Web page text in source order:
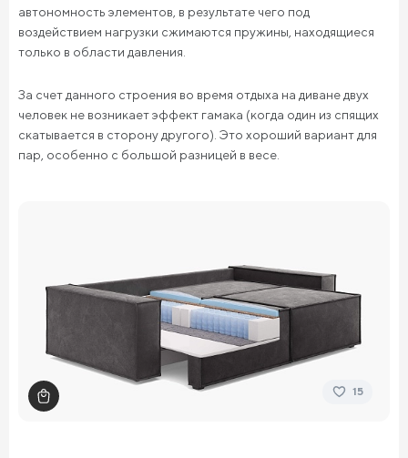
автономность элементов, в результате чего под
воздействием нагрузки сжимаются пружины, находящиеся
только в области давления.
За счет данного строения во время отдыха на диване двух
человек не возникает эффект гамака (когда один из спящих
скатывается в сторону другого). Это хороший вариант для
пар, особенно с большой разницей в весе.
15